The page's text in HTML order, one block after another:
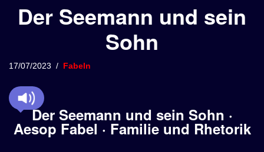
p
i
n
Der Seemann und sein
Sohn
17/07/2023 Fabeln
Der Seemann und sein Sohn ·
Aesop Fabel · Familie und Rhetorik